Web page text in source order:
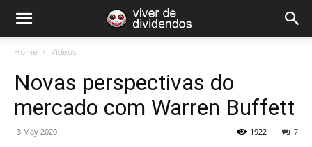
Home Videos
Novas perspectivas do
mercado com Warren Buffett
3 May 2020 7
1922